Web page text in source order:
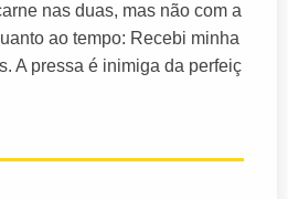
nas duas, mas não com a
ao tempo: Recebi minha
A pressa é inimiga da perfeiç